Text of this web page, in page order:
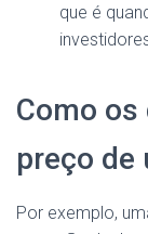
que é
Como
preço de
Por exemplo,